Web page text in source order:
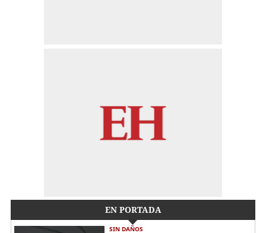
EN PORTADA
SIN DAÑOS